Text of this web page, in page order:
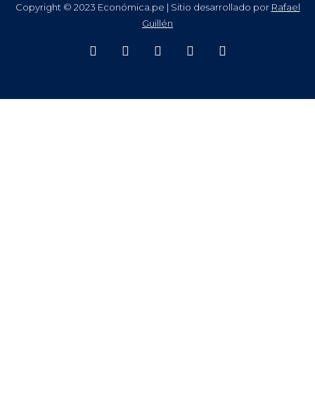
Copyright © 2023 Económica.pe | Sitio desarrollado por Rafael
Guillén